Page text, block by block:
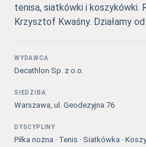
tenisa, siatkówki i koszykówki.
Krzysztof Kwaśny. Działamy
WYDAWCA
Decathlon Sp. z o.o.
SIEDZIBA
Warszawa, ul. Geodezyjna 76
DYSCYPLINY
Piłka nożna · Tenis · Siatkówka ·